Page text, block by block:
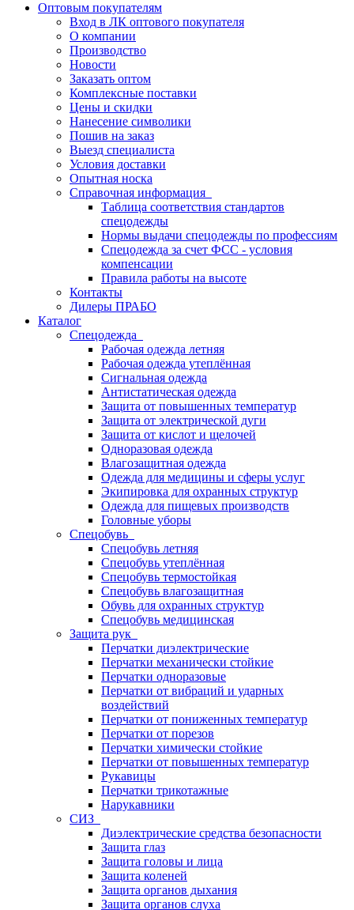
Оптовым покупателям
Вход в ЛК оптового покупателя
О компании
Производство
Новости
Заказать оптом
Комплексные поставки
Цены и скидки
Нанесение символики
Пошив на заказ
Выезд специалиста
Условия доставки
Опытная носка
Справочная информация
Таблица соответствия стандартов
спецодежды
Нормы выдачи спецодежды по профессиям
Спецодежда за счет ФСС - условия
компенсации
Правила работы на высоте
Контакты
Дилеры ПРАБО
Каталог
Спецодежда
Рабочая одежда летняя
Рабочая одежда утеплённая
Сигнальная одежда
Антистатическая одежда
Защита от повышенных температур
Защита от электрической дуги
Защита от кислот и щелочей
Одноразовая одежда
Влагозащитная одежда
Одежда для медицины и сферы услуг
Экипировка для охранных структур
Одежда для пищевых производств
Головные уборы
Спецобувь
Спецобувь летняя
Спецобувь утеплённая
Спецобувь термостойкая
Спецобувь влагозащитная
Обувь для охранных структур
Спецобувь медицинская
Защита рук
Перчатки диэлектрические
Перчатки механически стойкие
Перчатки одноразовые
Перчатки от вибраций и ударных
воздействий
Перчатки от пониженных температур
Перчатки от порезов
Перчатки химически стойкие
Перчатки от повышенных температур
Рукавицы
Перчатки трикотажные
Нарукавники
СИЗ
Диэлектрические средства безопасности
Защита глаз
Защита головы и лица
Защита коленей
Защита органов дыхания
Защита органов слуха